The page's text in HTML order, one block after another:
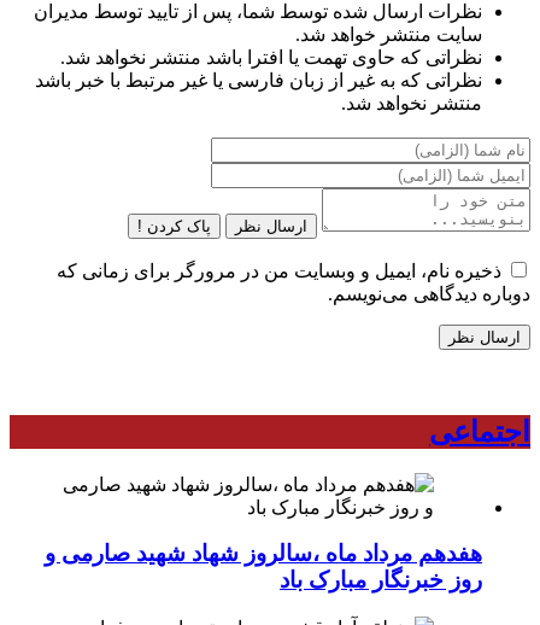
نظرات ارسال شده توسط شما، پس از تایید توسط مدیران
سایت منتشر خواهد شد.
نظراتی که حاوی تهمت یا افترا باشد منتشر نخواهد شد.
نظراتی که به غیر از زبان فارسی یا غیر مرتبط با خبر باشد
منتشر نخواهد شد.
ارسال نظر پاک کردن !
ذخیره نام، ایمیل و وبسایت من در مرورگر برای زمانی که
دوباره دیدگاهی می‌نویسم.
اجتماعی
هفدهم مرداد ماه ،سالروز شهاد شهید صارمی و
روز خبرنگار مبارک باد